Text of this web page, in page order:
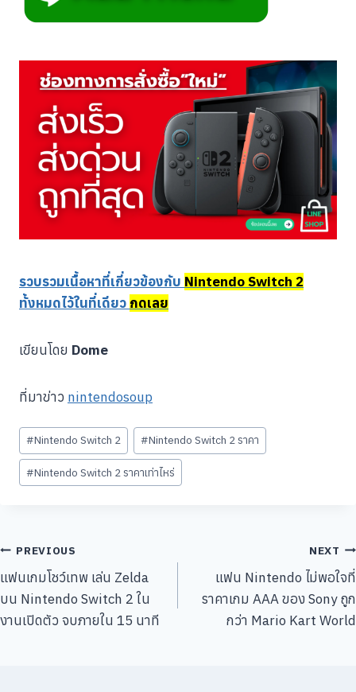
รวบรวมเนื้อหาที่เกี่ยวข้องกับ Nintendo Switch 2
ทั้งหมดไว้ในที่เดียว กดเลย
เขียนโดย Dome
ที่มาข่าว nintendosoup
Post
Tags:
#Nintendo Switch 2 #Nintendo Switch 2 ราคา
#Nintendo Switch 2 ราคาเท่าไหร่
แนะแนว
เรื่อง
PREVIOUS
แฟนเกมโชว์เทพ เล่น Zelda
บน Nintendo Switch 2 ใน
งานเปิดตัว จบภายใน 15 นาที
NEXT
แฟน Nintendo ไม่พอใจที่
ราคาเกม AAA ของ Sony ถูก
กว่า Mario Kart World